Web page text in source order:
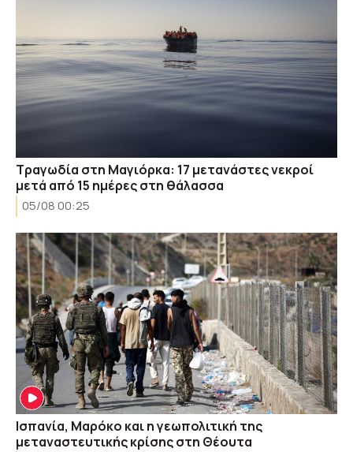
Τραγωδία στη Μαγιόρκα: 17 μετανάστες νεκροί
μετά από 15 ημέρες στη θάλασσα
05/08 00:25
Ισπανία, Μαρόκο και η γεωπολιτική της
μεταναστευτικής κρίσης στη Θέουτα